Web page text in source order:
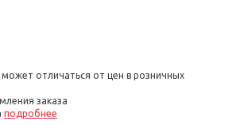
отличаться от цен в розничных
заказа
подробнее